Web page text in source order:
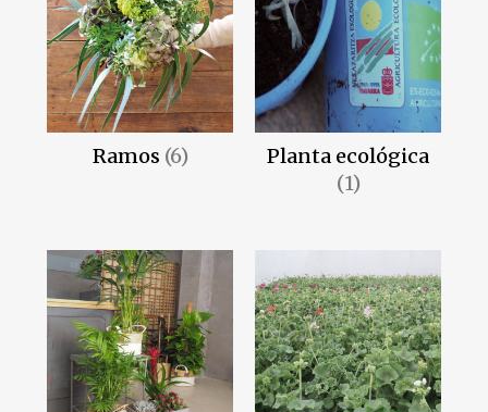
Ramos (6)
Planta ecológica
(1)